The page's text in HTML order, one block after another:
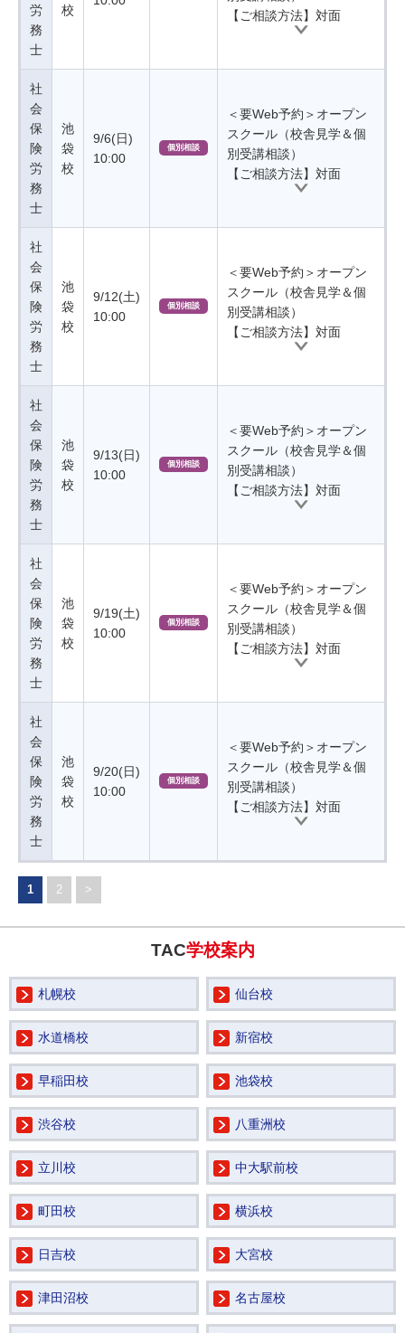
労
務
士
校
【ご相談方法】対面
社
会
保
険
労
務
士
池
袋
校
9/6(日)
10:00
個別相談
＜要Web予約＞オープン
スクール（校舎見学＆個
別受講相談）
【ご相談方法】対面
社
会
保
険
労
務
士
池
袋
校
9/12(土)
10:00
個別相談
＜要Web予約＞オープン
スクール（校舎見学＆個
別受講相談）
【ご相談方法】対面
社
会
保
険
労
務
士
池
袋
校
9/13(日)
10:00
個別相談
＜要Web予約＞オープン
スクール（校舎見学＆個
別受講相談）
【ご相談方法】対面
社
会
保
険
労
務
士
池
袋
校
9/19(土)
10:00
個別相談
＜要Web予約＞オープン
スクール（校舎見学＆個
別受講相談）
【ご相談方法】対面
社
会
保
険
労
務
士
池
袋
校
9/20(日)
10:00
個別相談
＜要Web予約＞オープン
スクール（校舎見学＆個
別受講相談）
【ご相談方法】対面
1 2 >
TAC学校案内
札幌校 仙台校
水道橋校 新宿校
早稲田校 池袋校
渋谷校 八重洲校
立川校 中大駅前校
町田校 横浜校
日吉校 大宮校
津田沼校 名古屋校